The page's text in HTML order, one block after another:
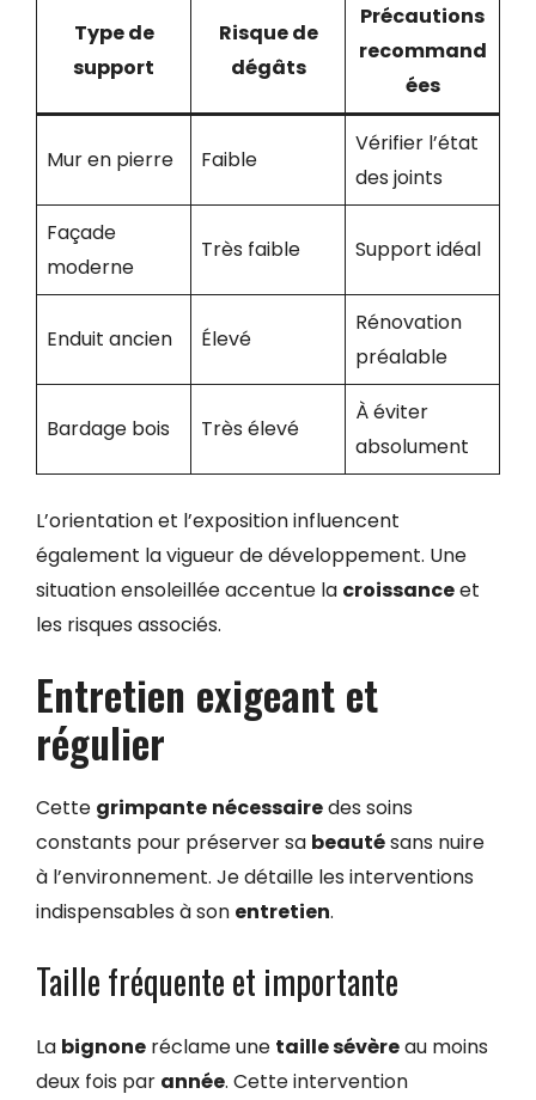
Type de
support
Risque de
dégâts
Précautions
recommand
ées
Mur en pierre Faible
Vérifier l’état
des joints
Façade
moderne
Très faible Support idéal
Enduit ancien Élevé
Rénovation
préalable
Bardage bois Très élevé
À éviter
absolument
L’orientation et l’exposition influencent
également la vigueur de développement. Une
situation ensoleillée accentue la croissanceet
les risques associés.
Entretien exigeant et
régulier
Cette grimpante nécessairedes soins
constants pour préserver sa beautésans nuire
à l’environnement. Je détaille les interventions
indispensables à son entretien.
Taille fréquente et importante
La bignone réclame une taille sévèreau moins
deux fois par année. Cette intervention